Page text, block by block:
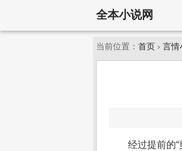
全本小说网
当前位置： 首页 › 言情
经过提前的